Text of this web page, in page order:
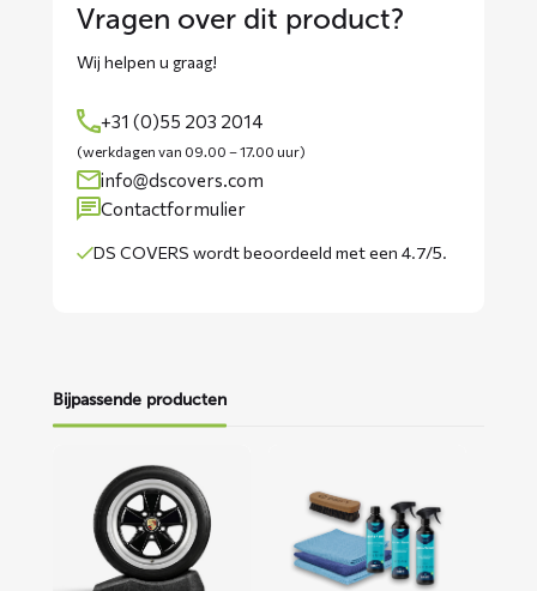
Vragen over dit product?
Wij helpen u graag!
+31 (0)55 203 2014
(werkdagen van 09.00 – 17.00 uur)
info@dscovers.com
Contactformulier
DS COVERS wordtbeoordeeld met een 4.7/5.
Bijpassende producten
Bandenbeschermers
Interieurpakket